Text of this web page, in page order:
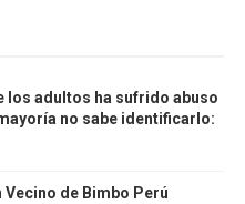
los adultos ha sufrido abuso
no sabe identificarlo:
Vecino de Bimbo Perú